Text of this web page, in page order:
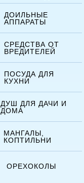
ДОИЛЬНЫЕ
АППАРАТЫ
СРЕДСТВА ОТ
ВРЕДИТЕЛЕЙ
ПОСУДА ДЛЯ
КУХНИ
ДУШ ДЛЯ ДАЧИ И
ДОМА
МАНГАЛЫ,
КОПТИЛЬНИ
ОРЕХОКОЛЫ